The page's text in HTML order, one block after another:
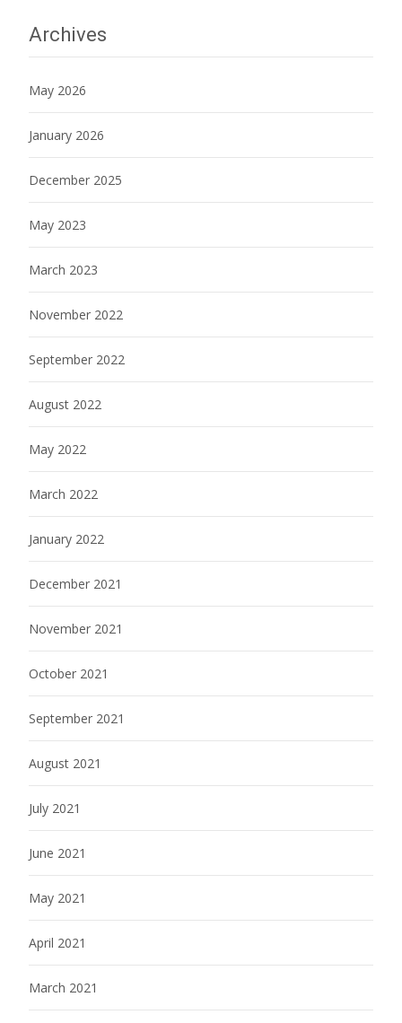
Archives
May 2026
January 2026
December 2025
May 2023
March 2023
November 2022
September 2022
August 2022
May 2022
March 2022
January 2022
December 2021
November 2021
October 2021
September 2021
August 2021
July 2021
June 2021
May 2021
April 2021
March 2021